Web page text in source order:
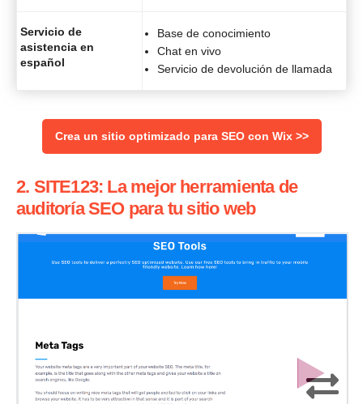
Servicio de
asistencia en
español
Base de conocimiento
Chat en vivo
Servicio de devolución de llamada
Crea un sitio optimizado para SEO con Wix >>
2. SITE123: La mejor herramienta de
auditoría SEO para tu sitio web